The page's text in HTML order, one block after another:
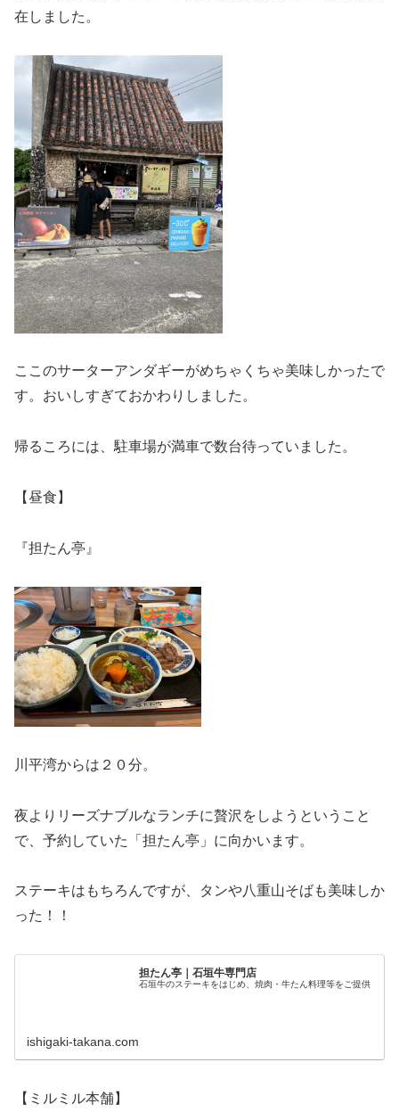
在しました。
ここのサーターアンダギーがめちゃくちゃ美味しかったで
す。おいしすぎておかわりしました。
帰るころには、駐車場が満車で数台待っていました。
【昼食】
『担たん亭』
川平湾からは２０分。
夜よりリーズナブルなランチに贅沢をしようということ
で、予約していた「担たん亭」に向かいます。
ステーキはもちろんですが、タンや八重山そばも美味しか
った！！
担たん亭｜石垣牛専門店
石垣牛のステーキをはじめ、焼肉・牛たん料理等をご提供
ishigaki-takana.com
【ミルミル本舗】